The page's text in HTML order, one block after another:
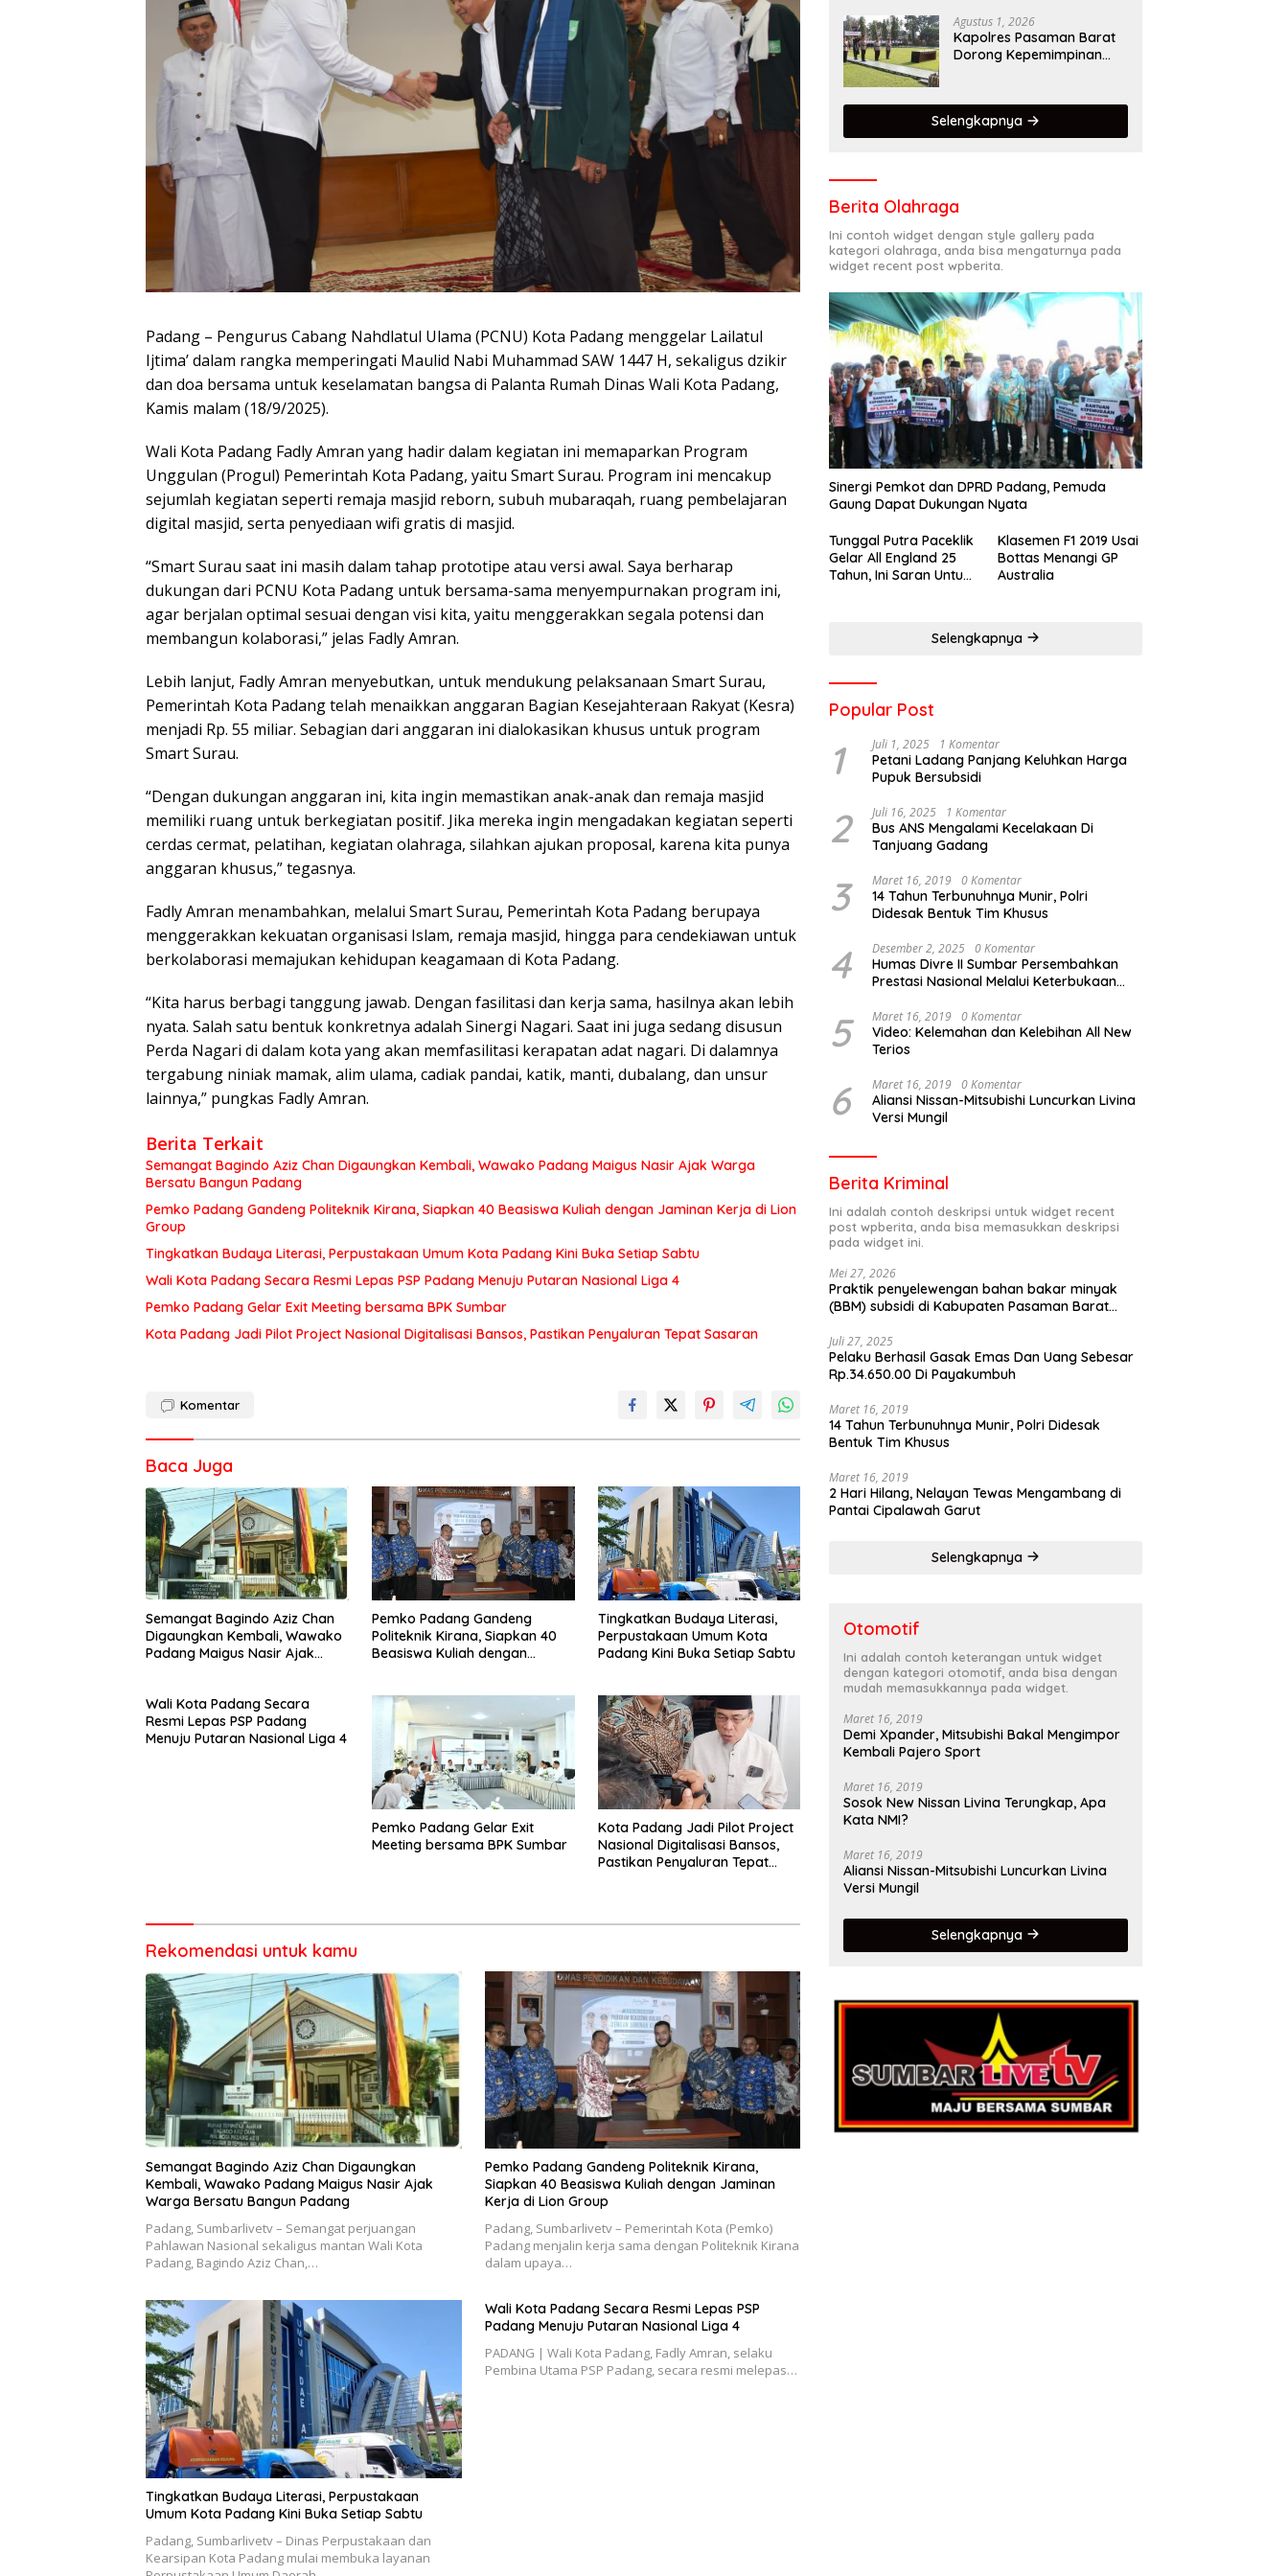
Padang – Pengurus Cabang Nahdlatul Ulama (PCNU) Kota Padang menggelar Lailatul
Ijtima’ dalam rangka memperingati Maulid Nabi Muhammad SAW 1447 H, sekaligus dzikir
dan doa bersama untuk keselamatan bangsa di Palanta Rumah Dinas Wali Kota Padang,
Kamis malam (18/9/2025).
Wali Kota Padang Fadly Amran yang hadir dalam kegiatan ini memaparkan Program
Unggulan (Progul) Pemerintah Kota Padang, yaitu Smart Surau. Program ini mencakup
sejumlah kegiatan seperti remaja masjid reborn, subuh mubaraqah, ruang pembelajaran
digital masjid, serta penyediaan wifi gratis di masjid.
“Smart Surau saat ini masih dalam tahap prototipe atau versi awal. Saya berharap
dukungan dari PCNU Kota Padang untuk bersama-sama menyempurnakan program ini,
agar berjalan optimal sesuai dengan visi kita, yaitu menggerakkan segala potensi dan
membangun kolaborasi,” jelas Fadly Amran.
Lebih lanjut, Fadly Amran menyebutkan, untuk mendukung pelaksanaan Smart Surau,
Pemerintah Kota Padang telah menaikkan anggaran Bagian Kesejahteraan Rakyat (Kesra)
menjadi Rp. 55 miliar. Sebagian dari anggaran ini dialokasikan khusus untuk program
Smart Surau.
“Dengan dukungan anggaran ini, kita ingin memastikan anak-anak dan remaja masjid
memiliki ruang untuk berkegiatan positif. Jika mereka ingin mengadakan kegiatan seperti
cerdas cermat, pelatihan, kegiatan olahraga, silahkan ajukan proposal, karena kita punya
anggaran khusus,” tegasnya.
Fadly Amran menambahkan, melalui Smart Surau, Pemerintah Kota Padang berupaya
menggerakkan kekuatan organisasi Islam, remaja masjid, hingga para cendekiawan untuk
berkolaborasi memajukan kehidupan keagamaan di Kota Padang.
“Kita harus berbagi tanggung jawab. Dengan fasilitasi dan kerja sama, hasilnya akan lebih
nyata. Salah satu bentuk konkretnya adalah Sinergi Nagari. Saat ini juga sedang disusun
Perda Nagari di dalam kota yang akan memfasilitasi kerapatan adat nagari. Di dalamnya
tergabung niniak mamak, alim ulama, cadiak pandai, katik, manti, dubalang, dan unsur
lainnya,” pungkas Fadly Amran.
Berita Terkait
Semangat Bagindo Aziz Chan Digaungkan Kembali, Wawako Padang Maigus Nasir Ajak Warga
Bersatu Bangun Padang
Pemko Padang Gandeng Politeknik Kirana, Siapkan 40 Beasiswa Kuliah dengan Jaminan Kerja di Lion
Group
Tingkatkan Budaya Literasi, Perpustakaan Umum Kota Padang Kini Buka Setiap Sabtu
Wali Kota Padang Secara Resmi Lepas PSP Padang Menuju Putaran Nasional Liga 4
Pemko Padang Gelar Exit Meeting bersama BPK Sumbar
Kota Padang Jadi Pilot Project Nasional Digitalisasi Bansos, Pastikan Penyaluran Tepat Sasaran
Komentar
Baca Juga
Semangat Bagindo Aziz Chan
Digaungkan Kembali, Wawako
Padang Maigus Nasir Ajak
Pemko Padang Gandeng
Politeknik Kirana, Siapkan 40
Beasiswa Kuliah dengan
Tingkatkan Budaya Literasi,
Perpustakaan Umum Kota
Padang Kini Buka Setiap Sabtu
Wali Kota Padang Secara
Resmi Lepas PSP Padang
Menuju Putaran Nasional Liga 4
Pemko Padang Gelar Exit
Meeting bersama BPK Sumbar
Kota Padang Jadi Pilot Project
Nasional Digitalisasi Bansos,
Pastikan Penyaluran Tepat
Rekomendasi untuk kamu
Semangat Bagindo Aziz Chan Digaungkan
Kembali, Wawako Padang Maigus Nasir Ajak
Warga Bersatu Bangun Padang
Padang, Sumbarlivetv – Semangat perjuangan
Pahlawan Nasional sekaligus mantan Wali Kota
Padang, Bagindo Aziz Chan,…
Pemko Padang Gandeng Politeknik Kirana,
Siapkan 40 Beasiswa Kuliah dengan Jaminan
Kerja di Lion Group
Padang, Sumbarlivetv – Pemerintah Kota (Pemko)
Padang menjalin kerja sama dengan Politeknik Kirana
dalam upaya…
Tingkatkan Budaya Literasi, Perpustakaan
Umum Kota Padang Kini Buka Setiap Sabtu
Padang, Sumbarlivetv – Dinas Perpustakaan dan
Kearsipan Kota Padang mulai membuka layanan
Wali Kota Padang Secara Resmi Lepas PSP
Padang Menuju Putaran Nasional Liga 4
PADANG | Wali Kota Padang, Fadly Amran, selaku
Pembina Utama PSP Padang, secara resmi melepas…
Lalu Lintas,Menggunakan
Perlengkapan
Keselamatan Berkendara
Agustus 1, 2026
Kapolres Pasaman Barat
Dorong Kepemimpinan
Selengkapnya
Berita Olahraga
Ini contoh widget dengan style gallery pada
kategori olahraga, anda bisa mengaturnya pada
widget recent post wpberita.
Sinergi Pemkot dan DPRD Padang, Pemuda
Gaung Dapat Dukungan Nyata
Tunggal Putra Paceklik
Gelar All England 25
Tahun, Ini Saran Untuk
Klasemen F1 2019 Usai
Bottas Menangi GP
Australia
Selengkapnya
Popular Post
1 Juli 1, 2025 1 Komentar
Petani Ladang Panjang Keluhkan Harga
Pupuk Bersubsidi
2 Juli 16, 2025 1 Komentar
Bus ANS Mengalami Kecelakaan Di
Tanjuang Gadang
3 Maret 16, 2019 0 Komentar
14 Tahun Terbunuhnya Munir, Polri
Didesak Bentuk Tim Khusus
4 Desember 2, 2025 0 Komentar
Humas Divre II Sumbar Persembahkan
Prestasi Nasional Melalui Keterbukaan
5 Maret 16, 2019 0 Komentar
Video: Kelemahan dan Kelebihan All New
Terios
6 Maret 16, 2019 0 Komentar
Aliansi Nissan-Mitsubishi Luncurkan Livina
Versi Mungil
Berita Kriminal
Ini adalah contoh deskripsi untuk widget recent
post wpberita, anda bisa memasukkan deskripsi
pada widget ini.
Mei 27, 2026
Praktik penyelewengan bahan bakar minyak
(BBM) subsidi di Kabupaten Pasaman Barat
Juli 27, 2025
Pelaku Berhasil Gasak Emas Dan Uang Sebesar
Rp.34.650.00 Di Payakumbuh
Maret 16, 2019
14 Tahun Terbunuhnya Munir, Polri Didesak
Bentuk Tim Khusus
Maret 16, 2019
2 Hari Hilang, Nelayan Tewas Mengambang di
Pantai Cipalawah Garut
Selengkapnya
Otomotif
Ini adalah contoh keterangan untuk widget
dengan kategori otomotif, anda bisa dengan
mudah memasukkannya pada widget.
Maret 16, 2019
Demi Xpander, Mitsubishi Bakal Mengimpor
Kembali Pajero Sport
Maret 16, 2019
Sosok New Nissan Livina Terungkap, Apa
Kata NMI?
Maret 16, 2019
Aliansi Nissan-Mitsubishi Luncurkan Livina
Versi Mungil
Selengkapnya